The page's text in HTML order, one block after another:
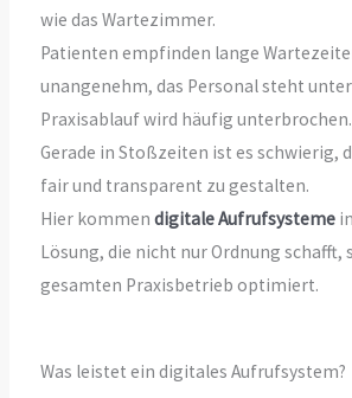
wie das Wartezimmer.
Patienten empfinden lange
unangenehm, das Personal steht
Praxisablauf wird häufig unterbrochen.
Gerade in Stoßzeiten ist es schwierig,
fair und transparent zu gestalten.
Hier kommen digitale Aufrufsysteme
Lösung, die nicht nur Ordnung schafft,
gesamten Praxisbetrieb optimiert.
Was leistet ein digitales Aufrufsystem?